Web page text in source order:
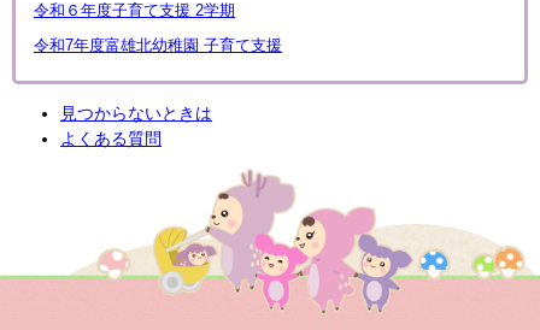
令和６年度子育て支援 2学期
令和7年度富雄北幼稚園 子育て支援
見つからないときは
よくある質問